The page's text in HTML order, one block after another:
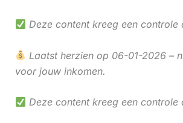
Deze content kreeg een controle
Laatst herzien op 06-01-2026 –
voor jouw inkomen.
Deze content kreeg een controle